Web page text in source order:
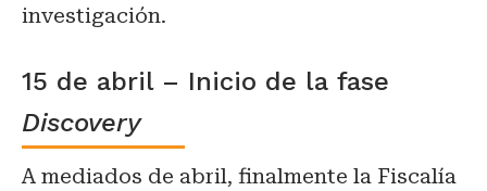
investigación.
15 de abril – Inicio de la fase
Discovery
A mediados de abril, finalmente la Fiscalía